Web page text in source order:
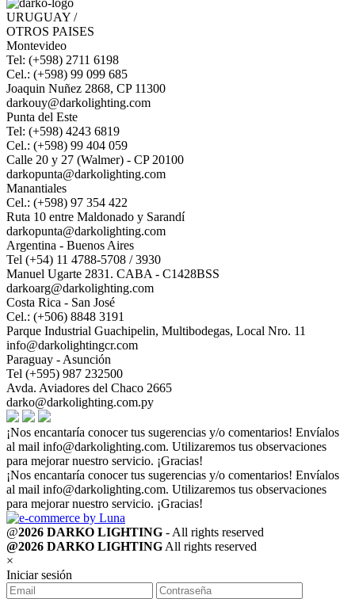
URUGUAY /
OTROS PAISES
Montevideo
Tel: (+598) 2711 6198
Cel.: (+598) 99 099 685
Joaquin Nuñez 2868, CP 11300
darkouy@darkolighting.com
Punta del Este
Tel: (+598) 4243 6819
Cel.: (+598) 99 404 059
Calle 20 y 27 (Walmer) - CP 20100
darkopunta@darkolighting.com
Manantiales
Cel.: (+598) 97 354 422
Ruta 10 entre Maldonado y Sarandí
darkopunta@darkolighting.com
Argentina - Buenos Aires
Tel (+54) 11 4788-5708 / 3930
Manuel Ugarte 2831. CABA - C1428BSS
darkoarg@darkolighting.com
Costa Rica - San José
Cel.: (+506) 8848 3191
Parque Industrial Guachipelin, Multibodegas, Local Nro. 11
info@darkolightingcr.com
Paraguay - Asunción
Tel (+595) 987 232500
Avda. Aviadores del Chaco 2665
darko@darkolighting.com.py
¡Nos encantaría conocer tus sugerencias y/o comentarios! Envíalos
al mail info@darkolighting.com. Utilizaremos tus observaciones
para mejorar nuestro servicio. ¡Gracias!
¡Nos encantaría conocer tus sugerencias y/o comentarios! Envíalos
al mail info@darkolighting.com. Utilizaremos tus observaciones
para mejorar nuestro servicio. ¡Gracias!
@2026 DARKO LIGHTING - All rights reserved
@2026 DARKO LIGHTINGAll rights reserved
×
Iniciar sesión